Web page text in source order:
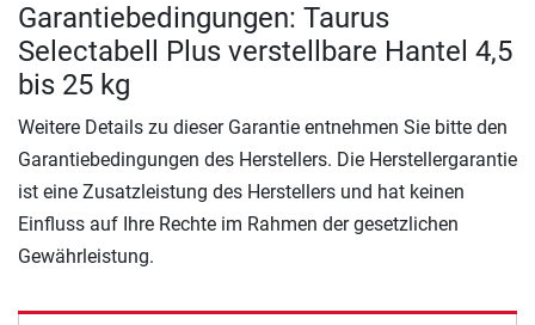
Garantiebedingungen: Taurus
Selectabell Plus verstellbare Hantel 4,5
bis 25 kg
Weitere Details zu dieser Garantie entnehmen Sie bitte den
Garantiebedingungen des Herstellers. Die Herstellergarantie
ist eine Zusatzleistung des Herstellers und hat keinen
Einfluss auf Ihre Rechte im Rahmen der gesetzlichen
Gewährleistung.